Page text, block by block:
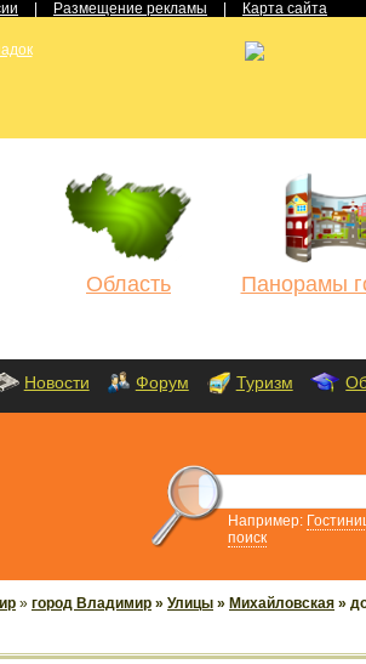
Размещение рекламы Карта сайта
Область Панорамы
Новости Форум Туризм
Например:
поиск
» город Владимир » Улицы » Михайловская »